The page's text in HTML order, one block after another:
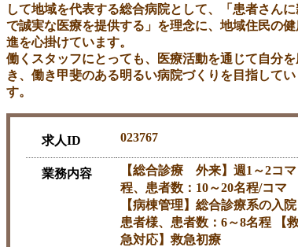
して地域を代表する総合病院として、「患者さんに
で誠実な医療を提供する」を理念に、地域住民の
進を心掛けています。
働くスタッフにとっても、医療活動を通じて自分を
き、働き甲斐のある明るい病院づくりを目指してい
す。
求人ID 023767
業務内容
【総合診療 外来】週1～2コマ
程、患者数：10～20名程/コマ
【病棟管理】総合診療系の入院
患者様、患者数：6～8名程 【
急対応】救急初療